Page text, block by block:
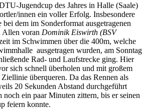
Jugendcup des Jahres in Halle (Saale)
innen ein voller Erfolg. Insbesondere
dem im Sonderformat ausgetragenen
Allen voran Dominik Eiswirth (BSV
im Schwimmen über die 400m, welche
ausgetragen wurden, am Sonntag
Rad- und Laufstrecke ging. Hier
sich schnell überholen und mit großem
überqueren. Da das Rennen als
20 Sekunden Abstand durchgeführt
noch ein paar Minuten zittern, bis er seinen
feiern konnte.